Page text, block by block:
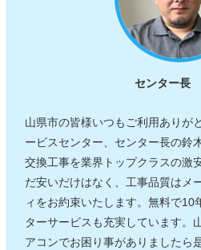
センター長
山県市の皆様いつもご利用ありが
ービスセンター、センター長の鈴
交換工事を業界トップクラスの激
だ安いだけはなく、工事品質はメ
ィをお約束いたします。無料で10
ターサービスも充実しています。
アコンでお困り事がありましたら